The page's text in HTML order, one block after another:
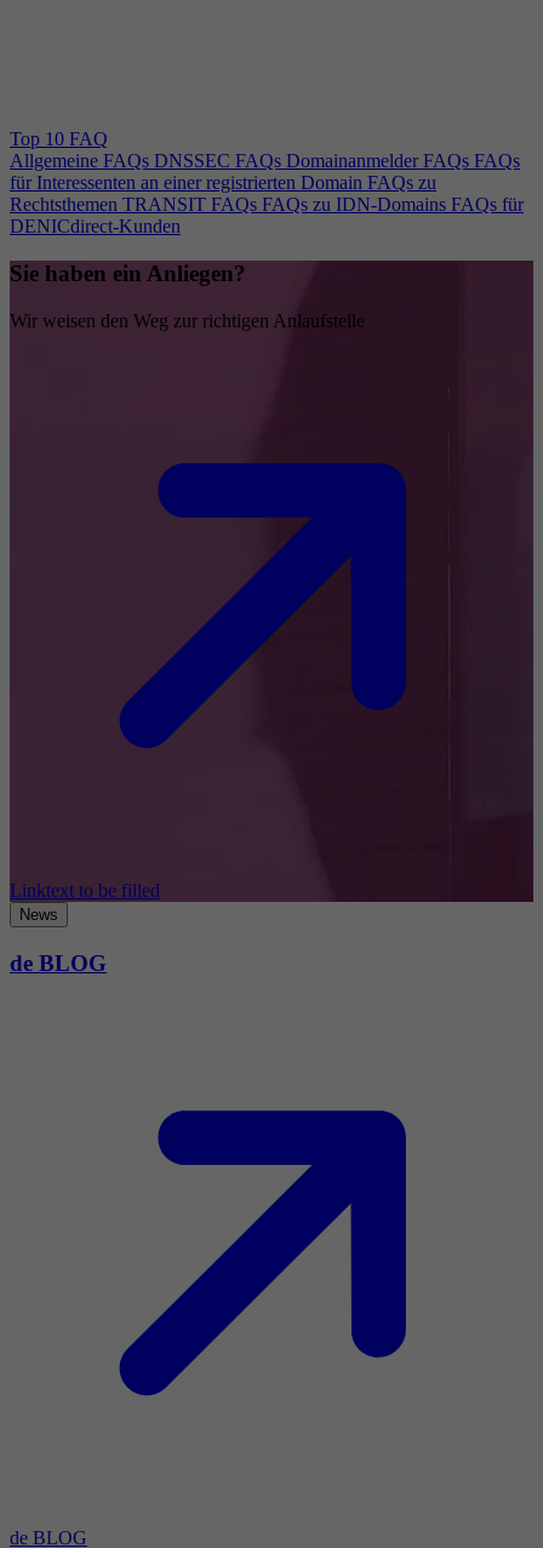
Top 10 FAQ
Allgemeine FAQs DNSSEC FAQs Domainanmelder FAQs FAQs
für Interessenten an einer registrierten Domain FAQs zu
Rechtsthemen TRANSIT FAQs FAQs zu IDN-Domains FAQs für
DENICdirect-Kunden
Sie haben ein Anliegen?
Wir weisen den Weg zur richtigen Anlaufstelle
Linktext to be filled
News
de BLOG
de BLOG